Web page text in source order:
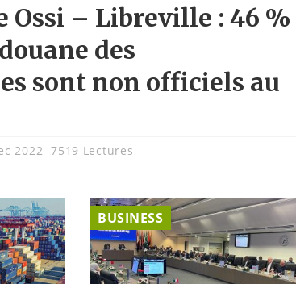
Ossi – Libreville : 46 %
des
sont non officiels au
2022 7519 Lectures
BUSINESS